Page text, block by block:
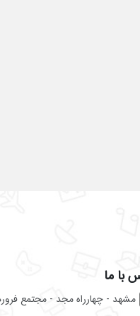
با ما
مشهد - چهارراه مجد - مجتمع